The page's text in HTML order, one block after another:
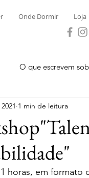
Onde Dormir Loja
O que escrevem
Bemposta
S. Facundo e Vale
1 min de leitura
horas, em formato